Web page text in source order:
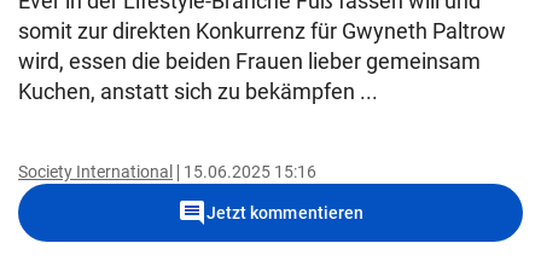
somit zur direkten Konkurrenz für Gwyneth Paltrow
wird, essen die beiden Frauen lieber gemeinsam
Kuchen, anstatt sich zu bekämpfen ...
Society International 15.06.2025 15:16
commentJetzt kommentieren